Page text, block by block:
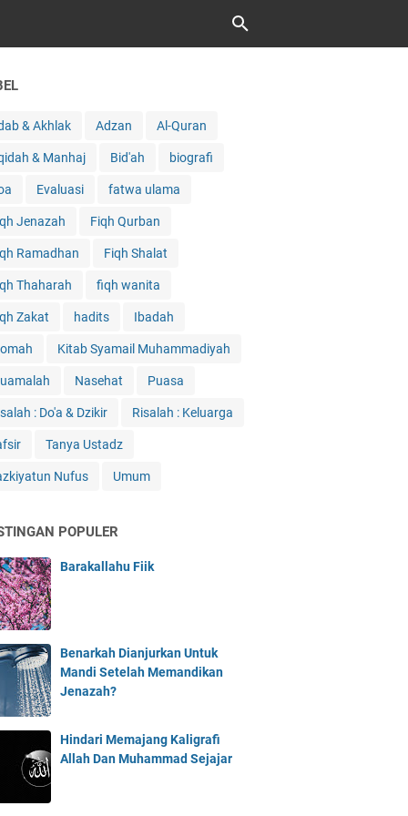
& Akhlak Adzan Al-Quran
& Manhaj Bid'ah biografi
Evaluasi fatwa ulama
Jenazah Fiqh Qurban
Ramadhan Fiqh Shalat
Thaharah fiqh wanita
Zakat hadits Ibadah
Kitab Syamail Muhammadiyah
Nasehat Puasa
: Do'a & Dzikir Risalah : Keluarga
Tanya Ustadz
Nufus Umum
POPULER
Barakallahu Fiik
Benarkah Dianjurkan Untuk
Mandi Setelah Memandikan
Jenazah?
Hindari Memajang Kaligrafi
Allah Dan Muhammad Sejajar